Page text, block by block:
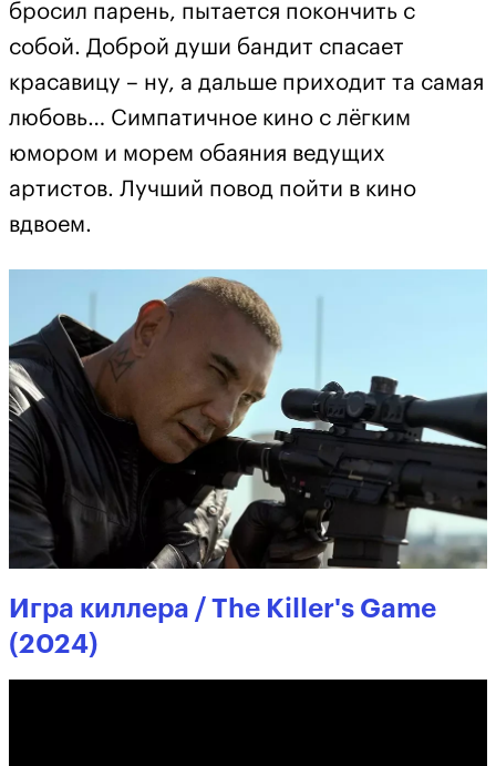
бросил парень, пытается покончить с
собой. Доброй души бандит спасает
красавицу – ну, а дальше приходит та самая
любовь… Симпатичное кино с лёгким
юмором и морем обаяния ведущих
артистов. Лучший повод пойти в кино
вдвоем.
Игра киллера / The Killer's Game
(2024)